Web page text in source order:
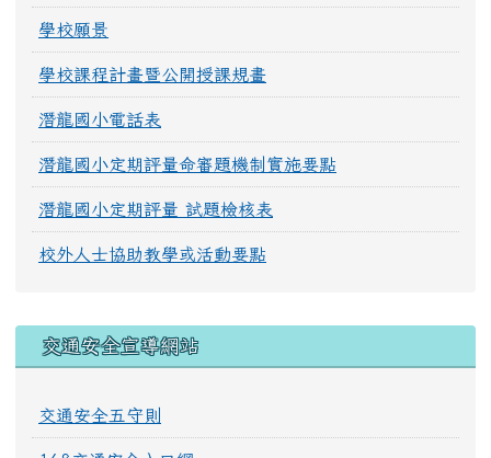
學校願景
學校課程計畫暨公開授課規畫
潛龍國小電話表
潛龍國小定期評量命審題機制實施要點
潛龍國小定期評量 試題檢核表
校外人士協助教學或活動要點
交通安全宣導網站
交通安全五守則